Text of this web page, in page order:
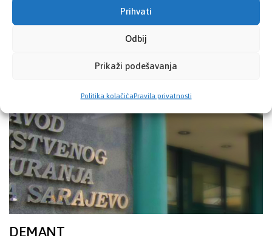
Prihvati
Odbij
Prikaži podešavanja
Politika kolačićaPravila privatnosti
5. Jula 2022.
Direktor Zavoda zdravstvenog osiguranja Kantona Sarajevo
upravljanje kvalitetom KS Erduan…
DEMANT